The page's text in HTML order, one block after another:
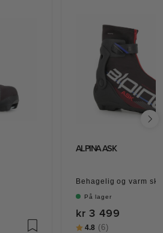
ALPINA ASK
Behagelig og varm
På lager
kr 3 499
Karakter:
4.8 (6)